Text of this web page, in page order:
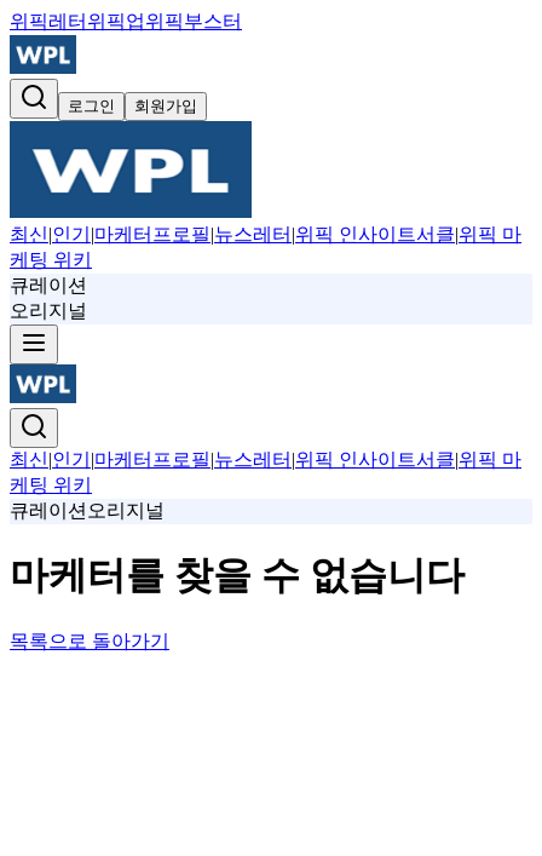
위픽레터 위픽업위픽부스터
로그인 회원가입
최신|인기 |마케터프로필|뉴스레터 |위픽 인사이트서클|위픽 마
케팅 위키
큐레이션
오리지널
최신|인기 |마케터프로필|뉴스레터 |위픽 인사이트서클|위픽 마
케팅 위키
큐레이션 오리지널
마케터를 찾을 수 없습니다
목록으로 돌아가기